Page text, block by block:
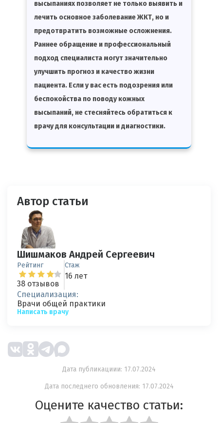
высыпаниях позволяет не только выявить и
лечить основное заболевание ЖКТ, но и
предотвратить возможные осложнения.
Раннее обращение и профессиональный
подход специалиста могут значительно
улучшить прогноз и качество жизни
пациента. Если у вас есть подозрения или
беспокойства по поводу кожных
высыпаний, не стесняйтесь обратиться к
врачу для консультации и диагностики.
Автор статьи
Шишмаков Андрей Сергеевич
Рейтинг
38 отзывов
Стаж
16 лет
Специализация:
Врачи общей практики
Написать врачу
Дата публикациии: 17.07.2024
Дата последнего обновления: 17.07.2024
Оцените качество статьи: